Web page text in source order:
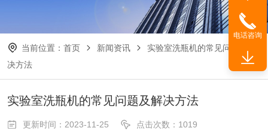
当前位置： 首页 新闻资讯
实验室洗瓶机的常见问题及解
决方法
实验室洗瓶机的常见问题及解决方法
更新时间：2023-11-25 点击次数：1019
电话咨询